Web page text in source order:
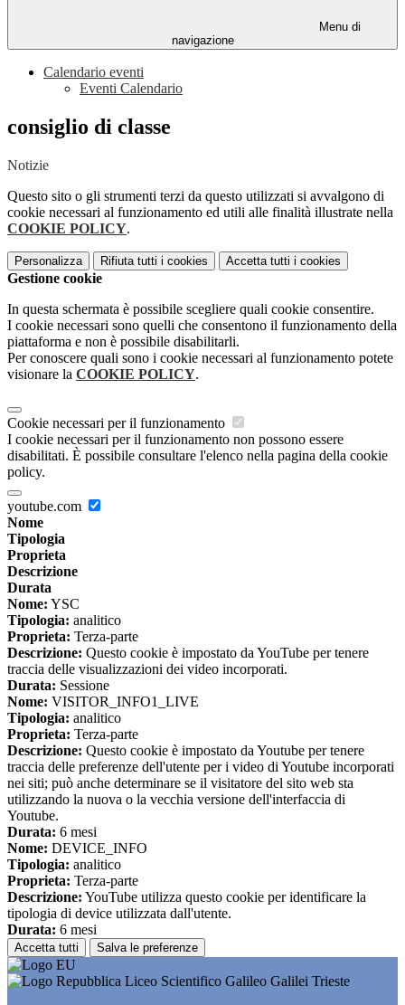
Menu di
navigazione
Calendario eventi
Eventi Calendario
consiglio di classe
Notizie
Questo sito o gli strumenti terzi da questo utilizzati si avvalgono di
cookie necessari al funzionamento ed utili alle finalità illustrate nella
COOKIE POLICY.
Personalizza Rifiuta tutti i cookies Accetta tutti i cookies
Gestione cookie
In questa schermata è possibile scegliere quali cookie consentire.
I cookie necessari sono quelli che consentono il funzionamento della
piattaforma e non è possibile disabilitarli.
Per conoscere quali sono i cookie necessari al funzionamento potete
visionare la COOKIE POLICY.
Cookie necessari per il funzionamento
I cookie necessari per il funzionamento non possono essere
disabilitati. È possibile consultare l'elenco nella pagina della cookie
policy.
youtube.com
Nome
Tipologia
Proprieta
Descrizione
Durata
Nome: YSC
Tipologia: analitico
Proprieta: Terza-parte
Descrizione: Questo cookie è impostato da YouTube per tenere
traccia delle visualizzazioni dei video incorporati.
Durata: Sessione
Nome: VISITOR_INFO1_LIVE
Tipologia: analitico
Proprieta: Terza-parte
Descrizione: Questo cookie è impostato da Youtube per tenere
traccia delle preferenze dell'utente per i video di Youtube incorporati
nei siti; può anche determinare se il visitatore del sito web sta
utilizzando la nuova o la vecchia versione dell'interfaccia di
Youtube.
Durata: 6 mesi
Nome: DEVICE_INFO
Tipologia: analitico
Proprieta: Terza-parte
Descrizione: YouTube utilizza questo cookie per identificare la
tipologia di device utilizzata dall'utente.
Durata: 6 mesi
Accetta tutti Salva le preferenze
Liceo Scientifico Galileo Galilei Trieste